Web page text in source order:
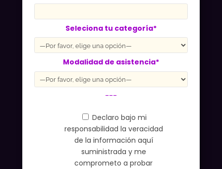
Seleciona tu categoría*
Modalidad de asistencia*
---
Declaro bajo mi
responsabilidad la veracidad
de la información aquí
suministrada y me
comprometo a probar